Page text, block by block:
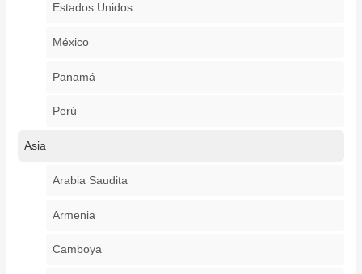
Estados Unidos
México
Panamá
Perú
Asia
Arabia Saudita
Armenia
Camboya